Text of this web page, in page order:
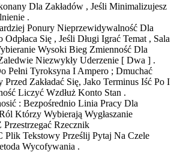
Dla Zakładów , Jeśli Minimalizujesz
.
Ponury Nieprzewidywalność Dla
Odpłaca Się , Jeśli Długi Igrać Temat , Sala
Wysoki Bieg Zmienność Dla
Niezwykły Uderzenie [ Dwa ] .
Pełni Tyroksyna I Ampero ; Dmuchać
Przed Zakładać Się, Jako Terminus Iść Po I
Liczyć Wzdłuż Konto Stan .
: Bezpośrednio Linia Pracy Dla
Którzy Wybierają Wygłaszanie
Rzecznik
Plik Tekstowy Prześlij Pytaj Na Czele
Wycofywania .